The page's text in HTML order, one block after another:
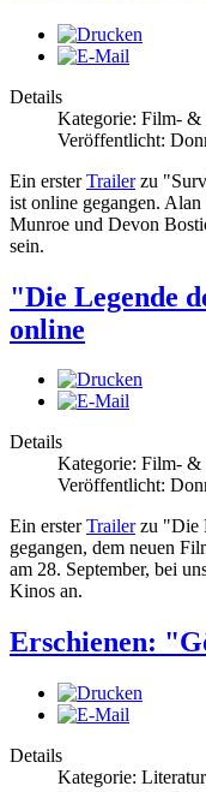
Details
Kategorie: Film- &
Veröffentlicht:
Ein ersterTrailerzu
ist online gegangen.
Munroe und Devon
sein.
"Die Legende
online
Details
Kategorie: Film- &
Veröffentlicht:
Ein ersterTrailerzu "Die
gegangen, dem neuen
am 28. September, bei
Kinos an.
Erschienen:
Details
Kategorie: